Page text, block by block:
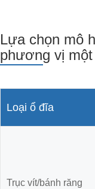
Lựa chọn mô
phương vị
Loại ổ đĩa
Trục vít/bánh răng